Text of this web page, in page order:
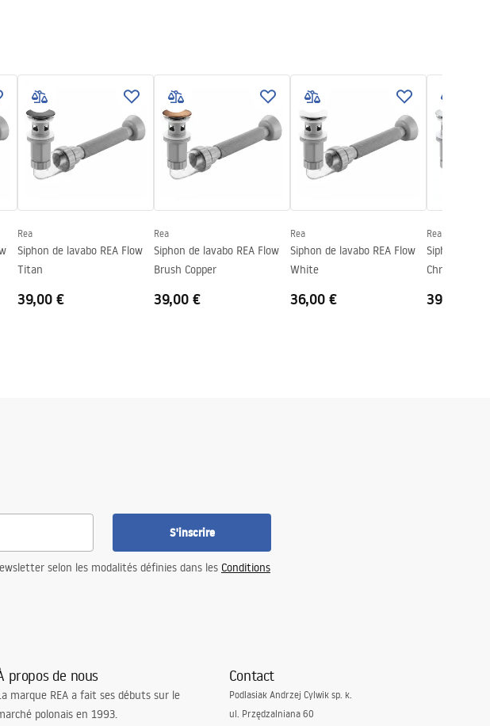
Rea
Siphon de lavabo REA Flow
Titan
39,00 €
Rea
Siphon de lavabo REA Flow
Brush Copper
39,00 €
Rea
Siphon de lavabo REA Flow
White
36,00 €
Rea
Siphon de
Chrome
39,00 €
S'inscrire
selon les modalités définies dans les Conditions
propos de nous
marque REA a fait ses débuts sur le
polonais en 1993.
Contact
Podlasiak Andrzej Cylwik sp. k.
ul. Przędzalniana 60